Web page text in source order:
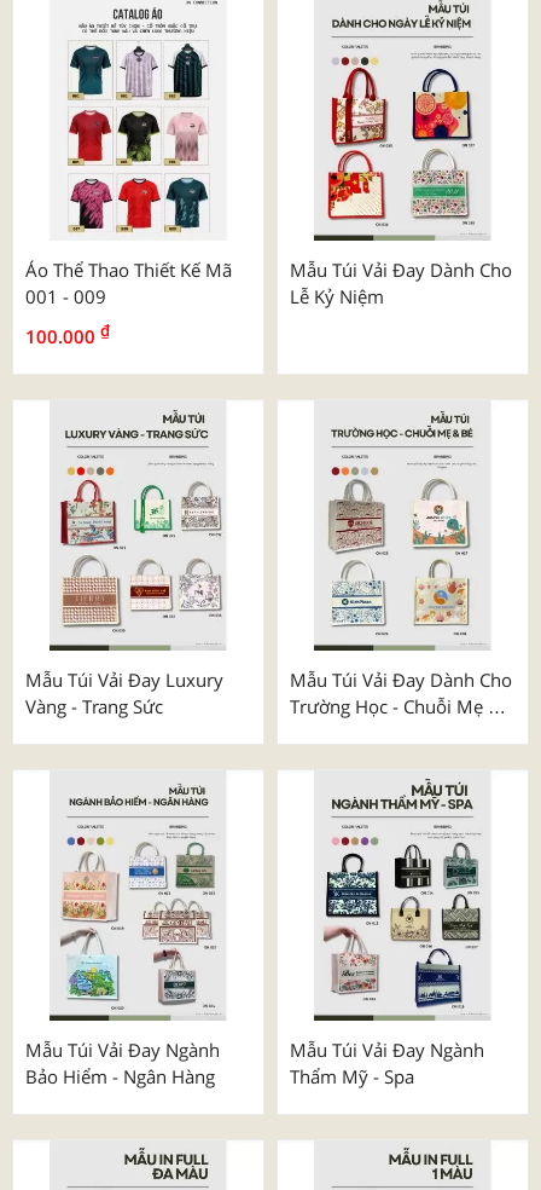
Áo Thể Thao Thiết Kế Mã
001 - 009
100.000 ₫
Mẫu Túi Vải Đay Dành Cho
Lễ Kỷ Niệm
Mẫu Túi Vải Đay Luxury
Vàng - Trang Sức
Mẫu Túi Vải Đay Dành Cho
Trường Học - Chuỗi Mẹ &
Mẫu Túi Vải Đay Ngành
Bảo Hiểm - Ngân Hàng
Mẫu Túi Vải Đay Ngành
Thẩm Mỹ - Spa